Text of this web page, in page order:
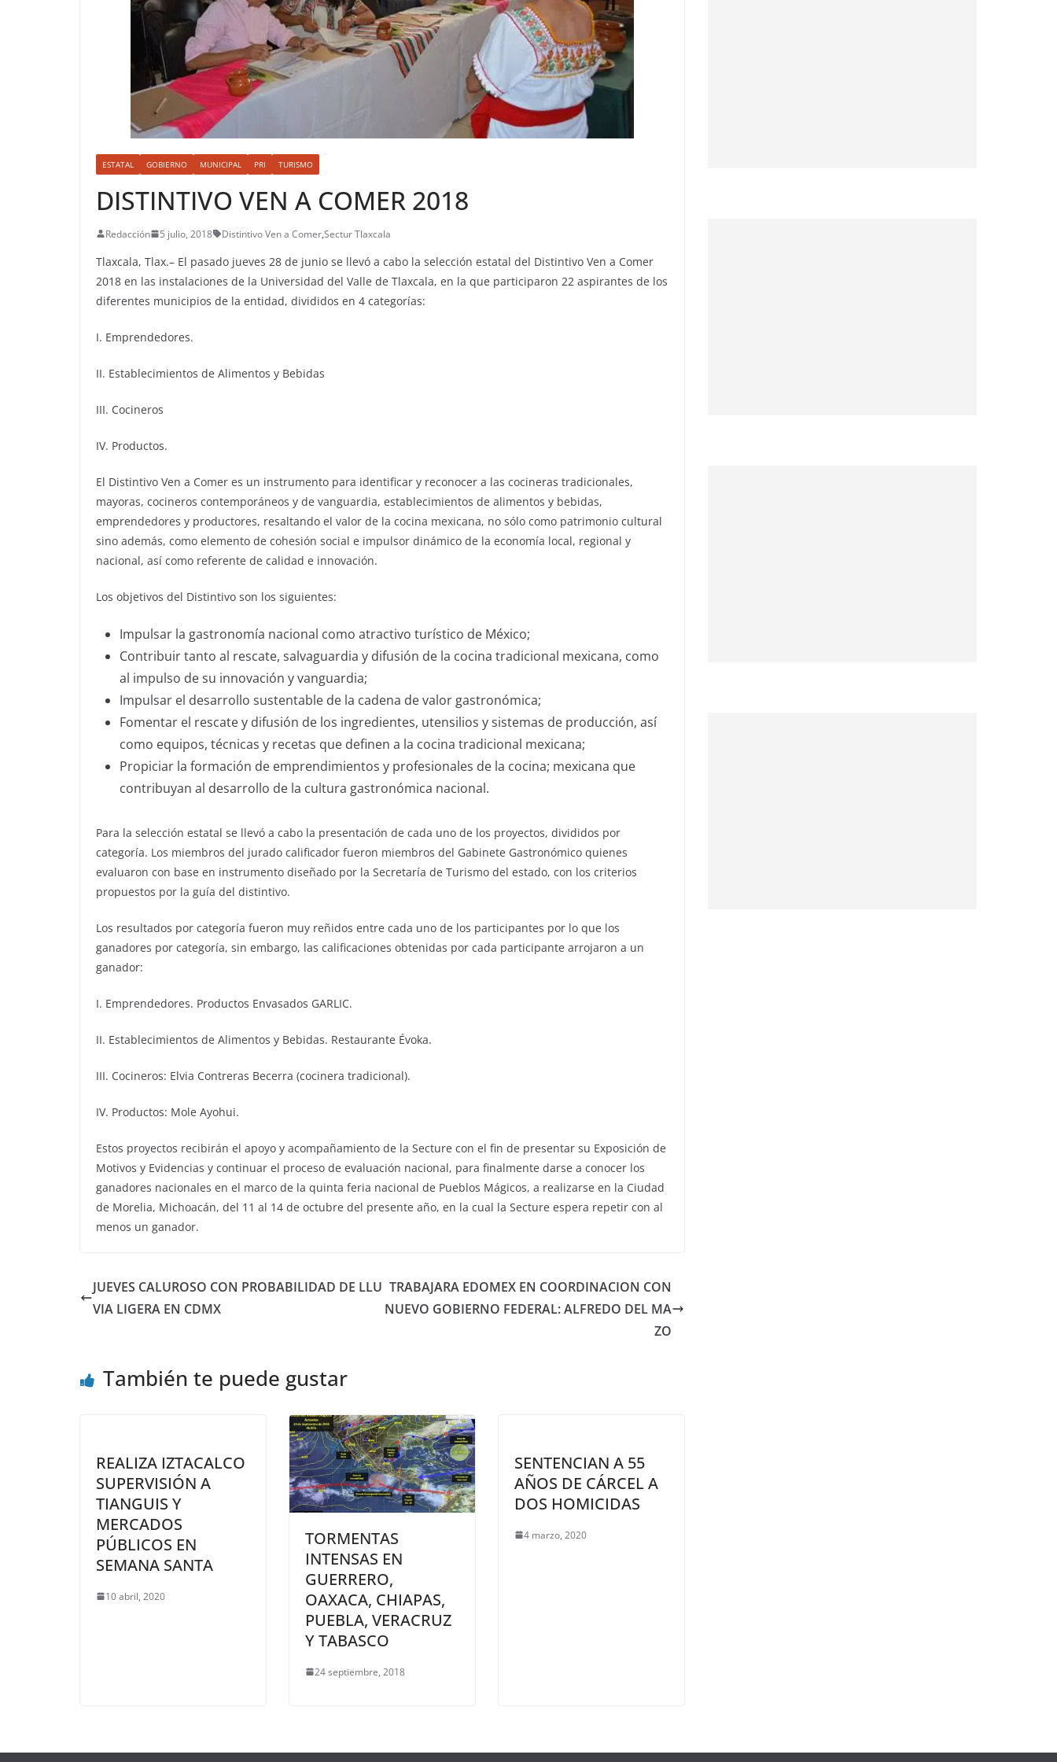
ESTATAL GOBIERNO MUNICIPAL PRI TURISMO
DISTINTIVO VEN A COMER 2018
Redacción 5 julio, 2018 Distintivo Ven a Comer,Sectur Tlaxcala
Tlaxcala, Tlax.– El pasado jueves 28 de junio se llevó a cabo la selección estatal del Distintivo Ven a Comer
2018 en las instalaciones de la Universidad del Valle de Tlaxcala, en la que participaron 22 aspirantes de los
diferentes municipios de la entidad, divididos en 4 categorías:
I. Emprendedores.
II. Establecimientos de Alimentos y Bebidas
III. Cocineros
IV. Productos.
El Distintivo Ven a Comer es un instrumento para identificar y reconocer a las cocineras tradicionales,
mayoras, cocineros contemporáneos y de vanguardia, establecimientos de alimentos y bebidas,
emprendedores y productores, resaltando el valor de la cocina mexicana, no sólo como patrimonio cultural
sino además, como elemento de cohesión social e impulsor dinámico de la economía local, regional y
nacional, así como referente de calidad e innovación.
Los objetivos del Distintivo son los siguientes:
Impulsar la gastronomía nacional como atractivo turístico de México;
Contribuir tanto al rescate, salvaguardia y difusión de la cocina tradicional mexicana, como
al impulso de su innovación y vanguardia;
Impulsar el desarrollo sustentable de la cadena de valor gastronómica;
Fomentar el rescate y difusión de los ingredientes, utensilios y sistemas de producción, así
como equipos, técnicas y recetas que definen a la cocina tradicional mexicana;
Propiciar la formación de emprendimientos y profesionales de la cocina; mexicana que
contribuyan al desarrollo de la cultura gastronómica nacional.
Para la selección estatal se llevó a cabo la presentación de cada uno de los proyectos, divididos por
categoría. Los miembros del jurado calificador fueron miembros del Gabinete Gastronómico quienes
evaluaron con base en instrumento diseñado por la Secretaría de Turismo del estado, con los criterios
propuestos por la guía del distintivo.
Los resultados por categoría fueron muy reñidos entre cada uno de los participantes por lo que los
ganadores por categoría, sin embargo, las calificaciones obtenidas por cada participante arrojaron a un
ganador:
I. Emprendedores. Productos Envasados GARLIC.
II. Establecimientos de Alimentos y Bebidas. Restaurante Évoka.
III. Cocineros: Elvia Contreras Becerra (cocinera tradicional).
IV. Productos: Mole Ayohui.
Estos proyectos recibirán el apoyo y acompañamiento de la Secture con el fin de presentar su Exposición de
Motivos y Evidencias y continuar el proceso de evaluación nacional, para finalmente darse a conocer los
ganadores nacionales en el marco de la quinta feria nacional de Pueblos Mágicos, a realizarse en la Ciudad
de Morelia, Michoacán, del 11 al 14 de octubre del presente año, en la cual la Secture espera repetir con al
menos un ganador.
JUEVES CALUROSO CON PROBABILIDAD DE LLU
VIA LIGERA EN CDMX
TRABAJARA EDOMEX EN COORDINACION CON
NUEVO GOBIERNO FEDERAL: ALFREDO DEL MA
ZO
También te puede gustar
REALIZA IZTACALCO
SUPERVISIÓN A
TIANGUIS Y
MERCADOS
PÚBLICOS EN
SEMANA SANTA
10 abril, 2020
TORMENTAS
INTENSAS EN
GUERRERO,
OAXACA, CHIAPAS,
PUEBLA, VERACRUZ
Y TABASCO
24 septiembre, 2018
SENTENCIAN A 55
AÑOS DE CÁRCEL A
DOS HOMICIDAS
4 marzo, 2020